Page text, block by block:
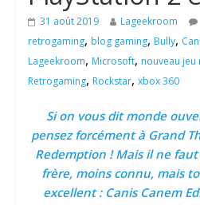
31 août 2019 Lageekroom
retrogaming, blog gaming, Bully,
Lageekroom, Microsoft, nouveau jeu
Retrogaming, Rockstar, xbox 360
Si on vous dit monde
pensez forcément à Grand
Redemption ! Mais il ne
frère, moins connu, mais
excellent : Canis Canem